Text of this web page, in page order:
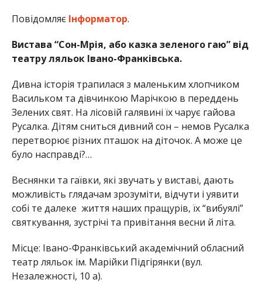
Повідомляє Інформатор.
Вистава “Сон-Мрія, або казка зеленого гаю” від
театру ляльок Івано-Франківська.
Дивна історія трапилася з маленьким хлопчиком
Васильком та дівчинкою Марічкою в переддень
Зелених свят. На лісовій галявині їх чарує гайова
Русалка. Дітям сниться дивний сон – немов Русалка
перетворює різних пташок на діточок. А може це
було насправді?…
Веснянки та гаївки, які звучать у виставі, дають
можливість глядачам зрозуміти, відчути і уявити
собі те далеке життя наших пращурів, їх “вибуялі”
святкування, зустрічі та привітання весни й літа.
Місце: Івано-Франківський академічний обласний
театр ляльок ім. Марійки Підгірянки (вул.
Незалежності, 10 а).